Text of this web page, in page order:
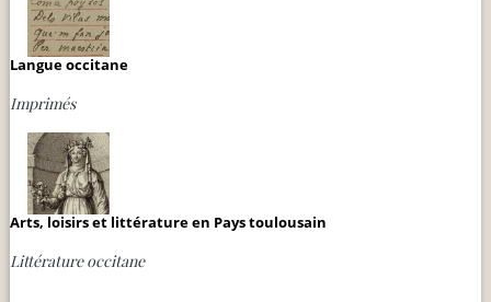
Langue occitane
Imprimés
Arts, loisirs et littérature en Pays toulousain
Littérature occitane